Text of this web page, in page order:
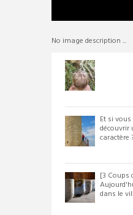
No image description ...
Et si
découvrir
caractère
[3 Coups
dans le